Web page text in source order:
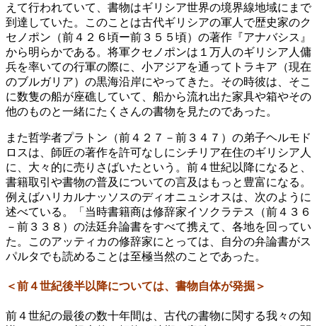
えて行われていて、書物はギリシア世界の境界線地域にまで
到達していた。このことは古代ギリシアの軍人で歴史家のク
セノポン（前４２６頃ー前３５５頃）の著作『アナバシス』
から明らかである。将軍クセノポンは１万人のギリシア人傭
兵を率いての行軍の際に、小アジアを通ってトラキア（現在
のブルガリア）の黒海沿岸にやってきた。その時彼は、そこ
に数隻の船が座礁していて、船から流れ出た家具や箱やその
他のものと一緒にたくさんの書物を見たのであった。
また哲学者プラトン（前４２７－前３４７）の弟子ヘルモド
ロスは、師匠の著作を許可なしにシチリア在住のギリシア人
に、大々的に売りさばいたという。前４世紀以降になると、
書籍取引や書物の普及についての言及はもっと豊富になる。
例えばハリカルナッソスのディオニュシオスは、次のように
述べている。「当時書籍商は修辞家イソクラテス（前４３６
－前３３８）の法廷弁論書をすべて携えて、各地を回ってい
た。このアッティカの修辞家にとっては、自分の弁論書がス
パルタでも読めることは至極当然のことであった。
＜前４世紀後半以降については、書物自体が発掘＞
前４世紀の最後の数十年間は、古代の書物に関する我々の知